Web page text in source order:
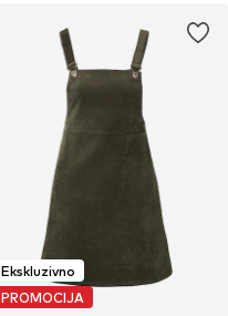
Ekskluzivno
PROMOCIJA